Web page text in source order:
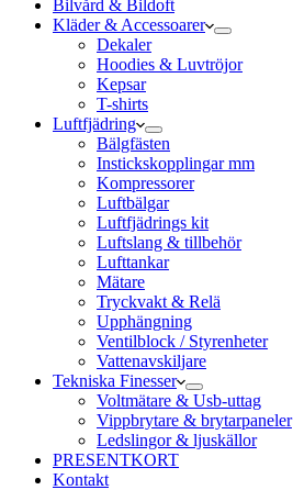
Bilvård & Bildoft
Kläder & Accessoarer
Dekaler
Hoodies & Luvtröjor
Kepsar
T-shirts
Luftfjädring
Bälgfästen
Instickskopplingar mm
Kompressorer
Luftbälgar
Luftfjädrings kit
Luftslang & tillbehör
Lufttankar
Mätare
Tryckvakt & Relä
Upphängning
Ventilblock / Styrenheter
Vattenavskiljare
Tekniska Finesser
Voltmätare & Usb-uttag
Vippbrytare & brytarpaneler
Ledslingor & ljuskällor
PRESENTKORT
Kontakt